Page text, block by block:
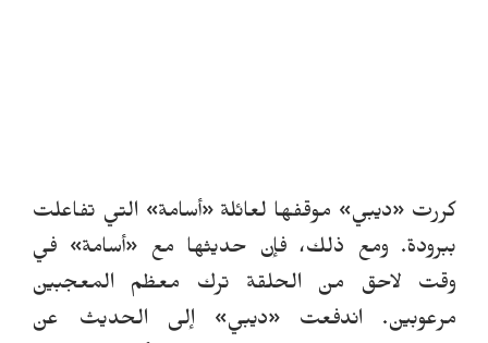
كررت«ديبي» موقفها لعائلة«أسامة» التي تفاعلت
ببرودة. ومع ذلك، فإن حديثها مع «أسامة» في
وقت لاحق من الحلقة ترك معظم المعجبين
مرعوبين. اندفعت«ديبي» إلى الحديث عن